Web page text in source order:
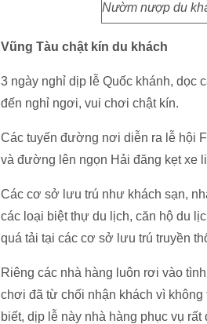
Nườm nượp du
Vũng Tàu chật kín du khách
3 ngày nghỉ dịp lễ Quốc khánh, dọc
đến nghỉ ngơi, vui chơi chật kín.
Các tuyến đường nơi diễn ra lễ hội
và đường lên ngọn Hải đăng kẹt xe
Các cơ sở lưu trú như khách sạn,
các loại biệt thự du lịch, căn hộ du
quá tải tại các cơ sở lưu trú truyền
Riêng các nhà hàng luôn rơi vào
chơi đã từ chối nhận khách vì
biết, dịp lễ này nhà hàng phục vụ